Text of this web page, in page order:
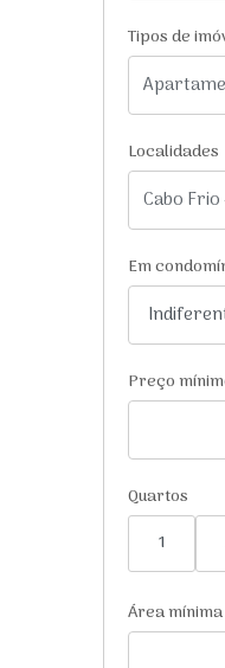
Tipos de
Localidades
Em
Preço
Quartos
1
Área mínima